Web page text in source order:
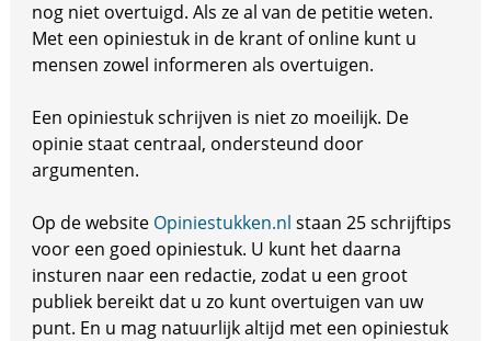
nog niet overtuigd. Als ze al van de petitie weten.
Met een opiniestuk in de krant of online kunt u
mensen zowel informeren als overtuigen.
Een opiniestuk schrijven is niet zo moeilijk. De
opinie staat centraal, ondersteund door
argumenten.
Op de website Opiniestukken.nl staan 25 schrijftips
voor een goed opiniestuk. U kunt het daarna
insturen naar een redactie, zodat u een groot
publiek bereikt dat u zo kunt overtuigen van uw
punt. En u mag natuurlijk altijd met een opiniestuk